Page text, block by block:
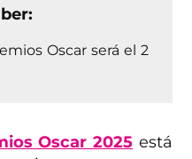
Oscar será el 2
Oscar 2025 está